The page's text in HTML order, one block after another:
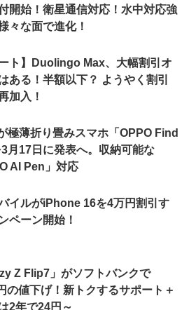
開始！衛星通信対応！水中対応強
々な面で進化！
ート】Duolingo Max、大幅割引オ
ある！半額以下？ ようやく割引
加入！
極薄折り畳みスマホ「OPPO Find
3月17日に発表へ。収納可能な
AI Pen」対応
イルがiPhone 16を4万円割引す
ペーン開始！
Z Flip7」がソフトバンクで
の値下げ！新トクするサポート＋
2年で24円～